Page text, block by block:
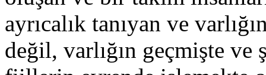
ayrıcalık tanıyan ve
değil, varlığın geçmişte ve